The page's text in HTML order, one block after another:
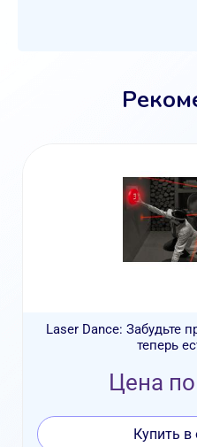
Laser Dance: Забудьте
теперь
Цена
Купить в